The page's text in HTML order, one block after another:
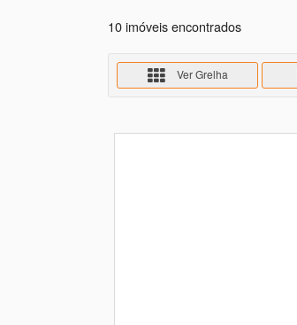
10 imóveis encontrados
Ver Grelha